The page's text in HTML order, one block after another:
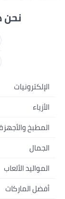
نحن
الإلكترونيات
الهواتف المتحركة
أجهزة
أجهزة الكمبيوتر
سماعات الرأس
الكاميرات والصور
الأزياء
أزياء نسائية
أزياء الأطفال
العطور
المجوهرات
المطبخ
الأجهزة الكبيرة
أثاث غرفة النوم
التخزين
الجمال
العطور
العناية بالشعر
المواليد الألعاب
الرضاعة والتغذية
أفضل الماركات